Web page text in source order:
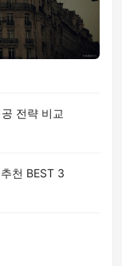
전략 비교
천 BEST 3